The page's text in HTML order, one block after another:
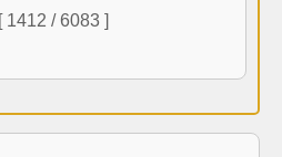
[ 1412 / 6083 ]